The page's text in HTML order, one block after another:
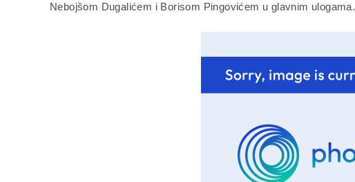
Nebojšom Dugalićem i Borisom Pingovićem u glavnim ulogama.